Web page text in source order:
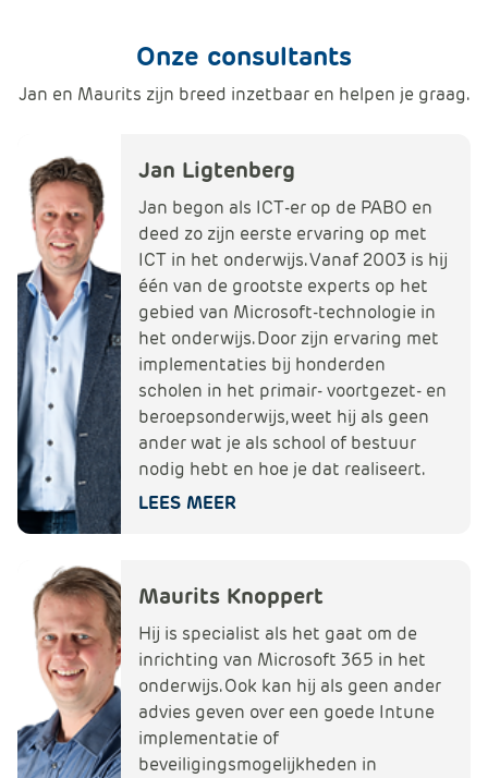
Onze consultants
Jan en Maurits zijn breed inzetbaar en helpen je graag.
Jan Ligtenberg
Jan begon als ICT-er op de PABO en
deed zo zijn eerste ervaring op met
ICT in het onderwijs. Vanaf 2003 is hij
één van de grootste experts op het
gebied van Microsoft-technologie in
het onderwijs. Door zijn ervaring met
implementaties bij honderden
scholen in het primair- voortgezet- en
beroepsonderwijs, weet hij als geen
ander wat je als school of bestuur
nodig hebt en hoe je dat realiseert.
LEES MEER
Maurits Knoppert
Hij is specialist als het gaat om de
inrichting van Microsoft 365 in het
onderwijs. Ook kan hij als geen ander
advies geven over een goede Intune
implementatie of
beveiligingsmogelijkheden in